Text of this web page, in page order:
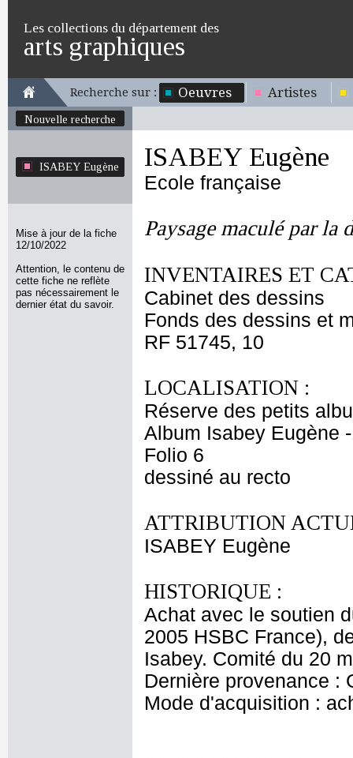
Les collections du département des
arts graphiques
Recherche sur : Oeuvres Artistes
Nouvelle recherche
ISABEY Eugène
Mise à jour de la fiche
12/10/2022
Attention, le contenu de
cette fiche ne reflète
pas nécessairement le
dernier état du savoir.
ISABEY Eugène
Ecole française
Paysage maculé par la
INVENTAIRES ET
Cabinet des dessins
Fonds des dessins et
RF 51745, 10
LOCALISATION :
Réserve des petits
Album Isabey Eugène
Folio 6
dessiné au recto
ATTRIBUTION
ISABEY Eugène
HISTORIQUE :
Achat avec le soutien
2005 HSBC France),
Isabey. Comité du 20
Dernière provenance :
Mode d'acquisition :